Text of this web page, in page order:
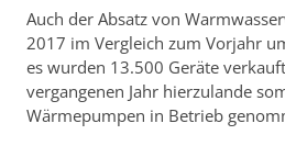
Auch der Absatz von
2017 im Vergleich zum Vorjahr
es wurden 13.500 Geräte
vergangenen Jahr hierzulande
Wärmepumpen in Betrieb